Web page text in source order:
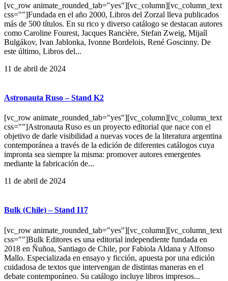
[vc_row animate_rounded_tab="yes"][vc_column][vc_column_text
css=""]Fundada en el año 2000, Libros del Zorzal lleva publicados
más de 500 títulos. En su rico y diverso catálogo se destacan autores
como Caroline Fourest, Jacques Rancière, Stefan Zweig, Mijaíl
Bulgákov, Ivan Jablonka, Ivonne Bordelois, René Goscinny. De
este último, Libros del...
11 de abril de 2024
Astronauta Ruso – Stand K2
[vc_row animate_rounded_tab="yes"][vc_column][vc_column_text
css=""]Astronauta Ruso es un proyecto editorial que nace con el
objetivo de darle visibilidad a nuevas voces de la literatura argentina
contemporánea a través de la edición de diferentes catálogos cuya
impronta sea siempre la misma: promover autores emergentes
mediante la fabricación de...
11 de abril de 2024
Bulk (Chile) – Stand I17
[vc_row animate_rounded_tab="yes"][vc_column][vc_column_text
css=""]Bulk Editores es una editorial independiente fundada en
2018 en Ñuñoa, Santiago de Chile, por Fabiola Aldana y Alfonso
Mallo. Especializada en ensayo y ficción, apuesta por una edición
cuidadosa de textos que intervengan de distintas maneras en el
debate contemporáneo. Su catálogo incluye libros impresos...